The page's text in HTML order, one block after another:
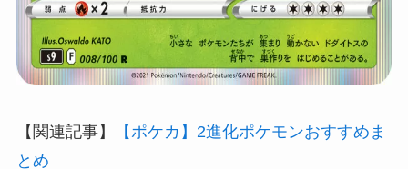
【関連記事】
【ポケカ】2進化ポケモンおすすめま
とめ